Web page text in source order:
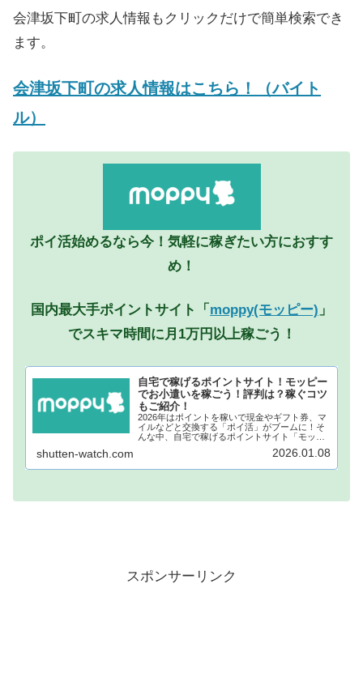
会津坂下町の求人情報もクリックだけで簡単検索でき
ます。
会津坂下町の求人情報はこちら！（バイト
ル）
ポイ活始めるなら今！気軽に稼ぎたい方におすす
め！
国内最大手ポイントサイト「 moppy(モッピー) 」
でスキマ時間に月1万円以上稼ごう！
自宅で稼げるポイントサイト！モッピー
でお小遣いを稼ごう！評判は？稼ぐコツ
もご紹介！
2026年はポイントを稼いで現金やギフト券、マ
イルなどと交換する「ポイ活」がブームに！そ
んな中、自宅で稼げるポイントサイト「モッピ
自宅でポイントを稼げば、あなたも月1万円稼ぐ
shutten-watch.com 2026.01.08
スポンサーリンク